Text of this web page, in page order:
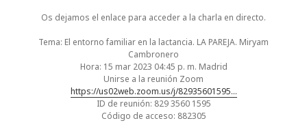
Os dejamos el enlace para acceder a la charla en directo.
Tema: El entorno familiar en la lactancia. LA PAREJA. Miryam
Cambronero
Hora: 15 mar 2023 04:45 p. m. Madrid
Unirse a la reunión Zoom
https://us02web.zoom.us/j/82935601595…
ID de reunión: 829 3560 1595
Código de acceso: 882305